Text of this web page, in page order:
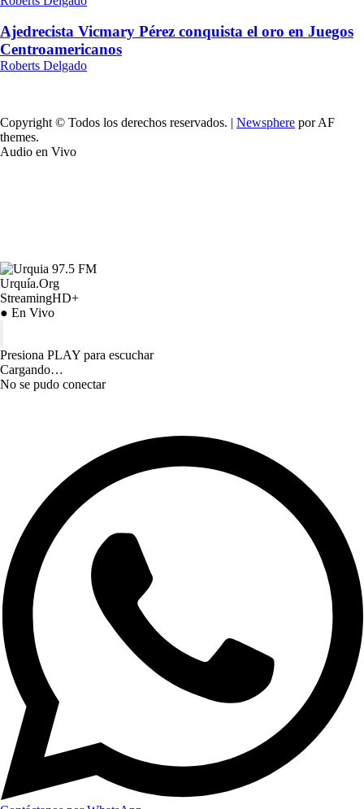
Ajedrecista Vicmary Pérez conquista el oro en Juegos
Centroamericanos
Roberts Delgado
Copyright © Todos los derechos reservados. | Newsphere por AF
themes.
Audio en Vivo
Urquía.Org
StreamingHD+
● En Vivo
Presiona PLAY para escuchar
Cargando…
No se pudo conectar